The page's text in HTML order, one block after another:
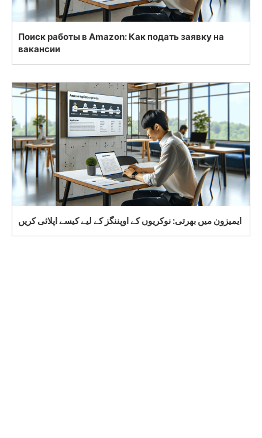
Поиск работы в Amazon: Как подать заявку на
вакансии
ایمیزون میں بھرتی: نوکریوں کے اوپننگز کے لیے کیسے اپلائی کریں